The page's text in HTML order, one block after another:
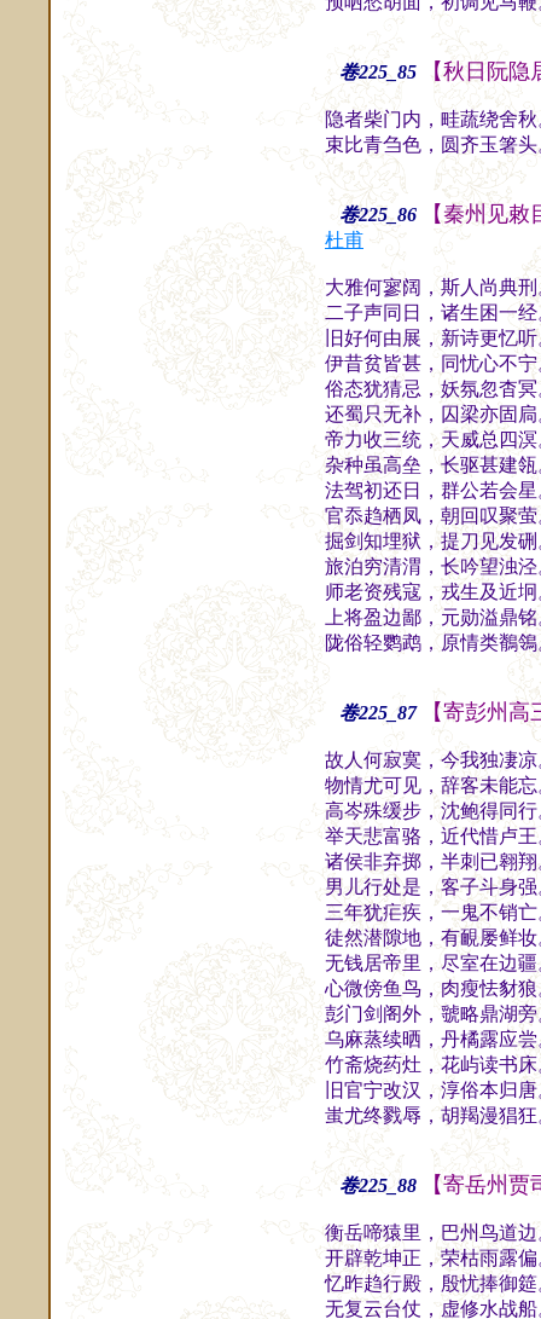
卷225_85 【秋日阮
隐者柴门内，畦蔬绕舍
束比青刍色，圆齐玉箸
卷225_86 【秦州见
杜甫
大雅何寥阔，斯人尚典
二子声同日，诸生困一
旧好何由展，新诗更忆
伊昔贫皆甚，同忧心不
俗态犹猜忌，妖氛忽杳
还蜀只无补，囚梁亦固
帝力收三统，天威总四
杂种虽高垒，长驱甚建
法驾初还日，群公若会
官忝趋栖凤，朝回叹聚
掘剑知埋狱，提刀见发
旅泊穷清渭，长吟望浊
师老资残寇，戎生及近
上将盈边鄙，元勋溢鼎
陇俗轻鹦鹉，原情类鶺
卷225_87 【寄彭州
故人何寂寞，今我独凄
物情尤可见，辞客未能
高岑殊缓步，沈鲍得同
举天悲富骆，近代惜卢
诸侯非弃掷，半刺已翱
男儿行处是，客子斗身
三年犹疟疾，一鬼不销
徒然潜隙地，有靦屡鲜
无钱居帝里，尽室在边
心微傍鱼鸟，肉瘦怯豺
彭门剑阁外，虢略鼎湖
乌麻蒸续晒，丹橘露应
竹斋烧药灶，花屿读书
旧官宁改汉，淳俗本归
蚩尤终戮辱，胡羯漫猖
卷225_88 【寄岳州
衡岳啼猿里，巴州鸟道
开辟乾坤正，荣枯雨露
忆昨趋行殿，殷忧捧御
无复云台仗，虚修水战